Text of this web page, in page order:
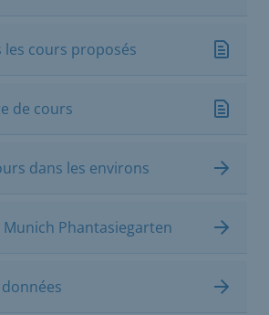
cours proposés
de cours
dans les environs
Phantasiegarten